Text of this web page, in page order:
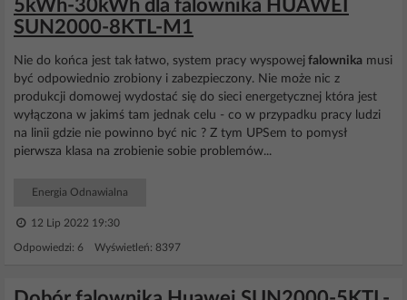
5kWh-30kWh dla falownika HUAWEI
SUN2000-8KTL-M1
Nie do końca jest tak łatwo, system pracy wyspowej falownika musi
być odpowiednio zrobiony i zabezpieczony. Nie może nic z
produkcji domowej wydostać się do sieci energetycznej która jest
wyłączona w jakimś tam jednak celu - co w przypadku pracy ludzi
na linii gdzie nie powinno być nic ? Z tym UPSem to pomysł
pierwsza klasa na zrobienie sobie problemów...
Energia Odnawialna
12 Lip 2022 19:30
Odpowiedzi: 6 Wyświetleń: 8397